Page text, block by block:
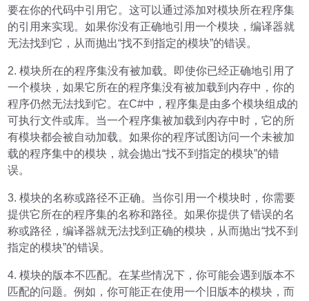
要在你的代码中引用它。这可以通过添加对模块所在程序集
的引用来实现。如果你没有正确地引用一个模块，编译器就
无法找到它，从而抛出“找不到指定的模块”的错误。
2. 模块所在的程序集没有被加载。即使你已经正确地引用了
一个模块，如果它所在的程序集没有被加载到内存中，你的
程序仍然无法找到它。在C#中，程序集是由多个模块组成的
可执行文件或库。当一个程序集被加载到内存中时，它的所
有模块都会被自动加载。如果你的程序试图访问一个未被加
载的程序集中的模块，就会抛出“找不到指定的模块”的错
误。
3. 模块的名称或路径不正确。当你引用一个模块时，你需要
提供它所在的程序集的名称和路径。如果你提供了错误的名
称或路径，编译器就无法找到正确的模块，从而抛出“找不到
指定的模块”的错误。
4. 模块的版本不匹配。在某些情况下，你可能会遇到版本不
匹配的问题。例如，你可能正在使用一个旧版本的模块，而